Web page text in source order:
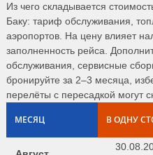
Из чего складывается
Баку: тариф обслуживания,
аэропортов. На цену влияет
заполненность рейса.
обслуживания, сервисные
бронируйте за 2–3 месяца,
перелёты с пересадкой могут
МЕСЯЦ В ОДНУ